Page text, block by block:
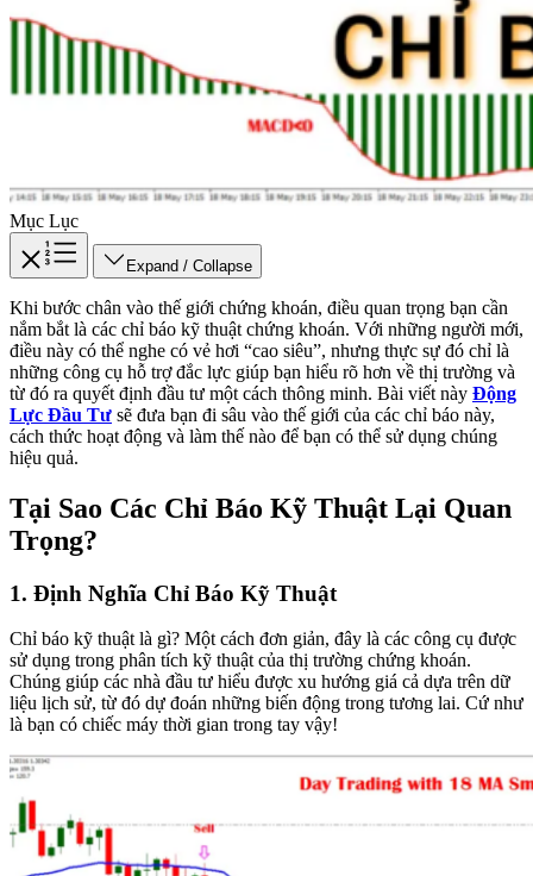
Mục Lục
Expand / Collapse
Khi bước chân vào thế giới chứng khoán, điều quan trọng bạn cần
nắm bắt là các chỉ báo kỹ thuật chứng khoán. Với những người mới,
điều này có thể nghe có vẻ hơi “cao siêu”, nhưng thực sự đó chỉ là
những công cụ hỗ trợ đắc lực giúp bạn hiểu rõ hơn về thị trường và
từ đó ra quyết định đầu tư một cách thông minh. Bài viết này Động
Lực Đầu Tư sẽ đưa bạn đi sâu vào thế giới của các chỉ báo này,
cách thức hoạt động và làm thế nào để bạn có thể sử dụng chúng
hiệu quả.
Tại Sao Các Chỉ Báo Kỹ Thuật Lại Quan
Trọng?
1. Định Nghĩa Chỉ Báo Kỹ Thuật
Chỉ báo kỹ thuật là gì? Một cách đơn giản, đây là các công cụ được
sử dụng trong phân tích kỹ thuật của thị trường chứng khoán.
Chúng giúp các nhà đầu tư hiểu được xu hướng giá cả dựa trên dữ
liệu lịch sử, từ đó dự đoán những biến động trong tương lai. Cứ như
là bạn có chiếc máy thời gian trong tay vậy!